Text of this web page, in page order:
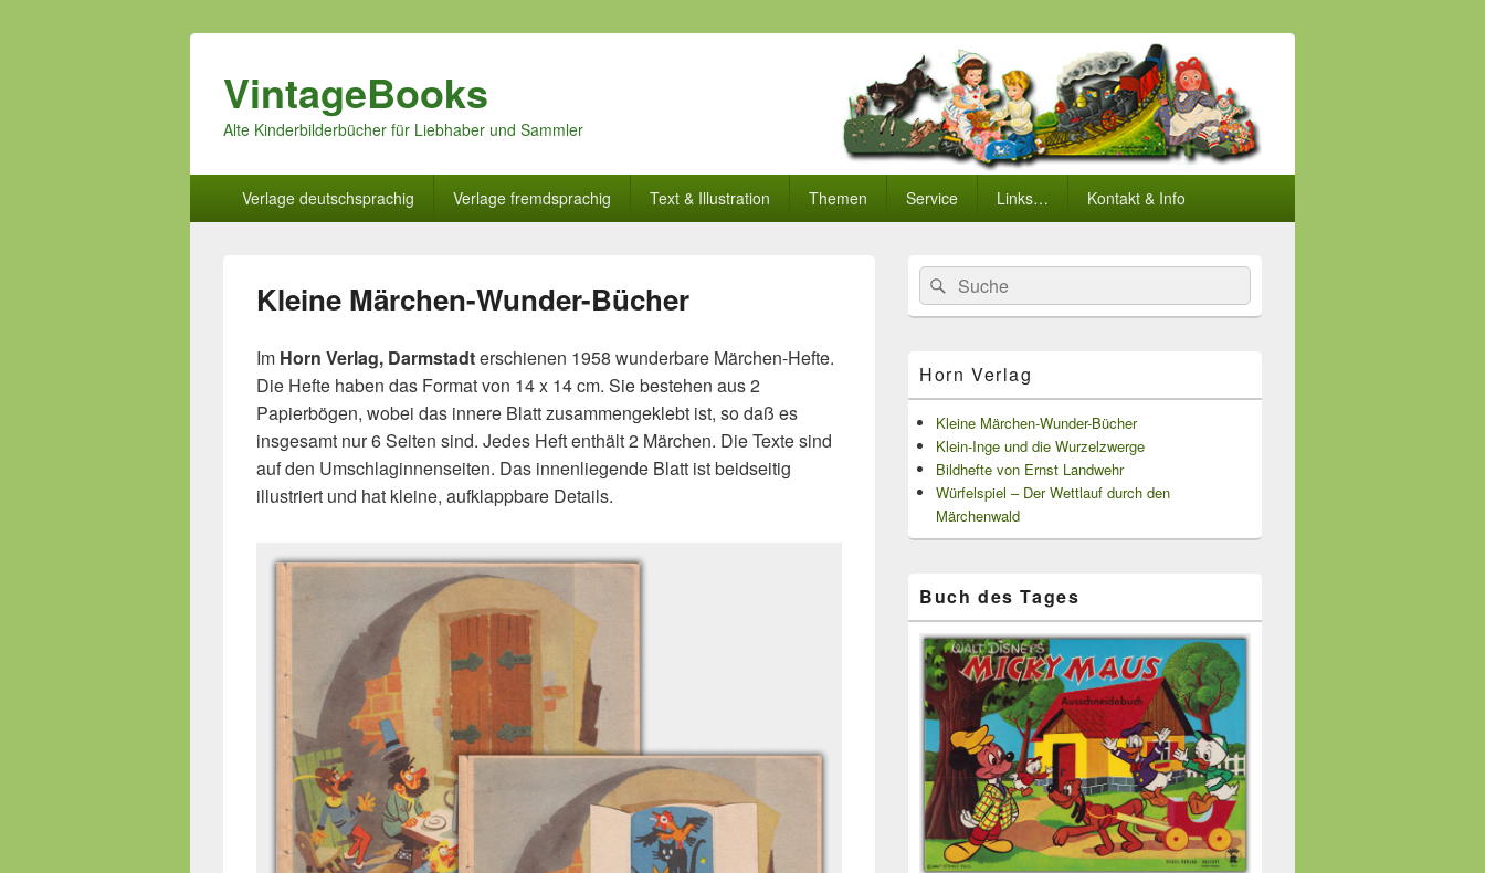
VintageBooks
Alte Kinderbilderbücher für Liebhaber und Sammler
Verlage deutschsprachig Verlage fremdsprachig Text & Illustration Themen Service Links… Kontakt & Info
Kleine Märchen-Wunder-Bücher
Im Horn Verlag, Darmstadterschienen 1958 wunderbare Märchen-Hefte.
Die Hefte haben das Format von 14 x 14 cm. Sie bestehen aus 2
Papierbögen, wobei das innere Blatt zusammengeklebt ist, so daß es
insgesamt nur 6 Seiten sind. Jedes Heft enthält 2 Märchen. Die Texte sind
auf den Umschlaginnenseiten. Das innenliegende Blatt ist beidseitig
illustriert und hat kleine, aufklappbare Details.
Primärer
Seitenleisten
Widget-
Bereich
Search
for:
Suche
Horn Verlag
Kleine Märchen-Wunder-Bücher
Klein-Inge und die Wurzelzwerge
Bildhefte von Ernst Landwehr
Würfelspiel – Der Wettlauf durch den
Märchenwald
Buch des Tages